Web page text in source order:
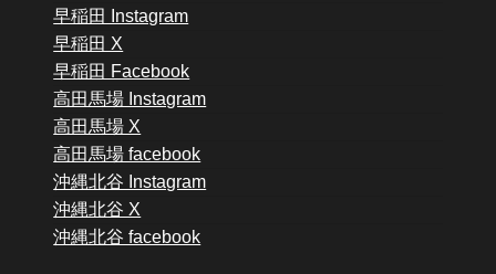
早稲田 Instagram
早稲田 X
早稲田 Facebook
高田馬場 Instagram
高田馬場 X
高田馬場 facebook
沖縄北谷 Instagram
沖縄北谷 X
沖縄北谷 facebook